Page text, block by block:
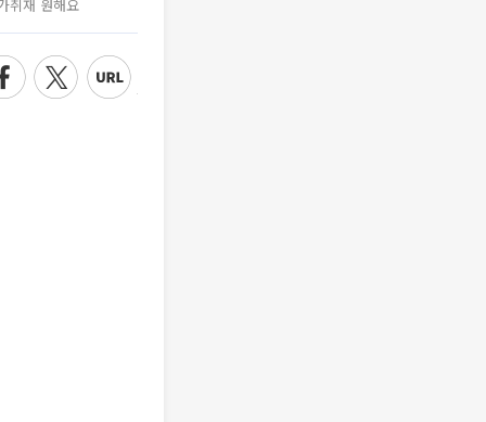
취재 원해요